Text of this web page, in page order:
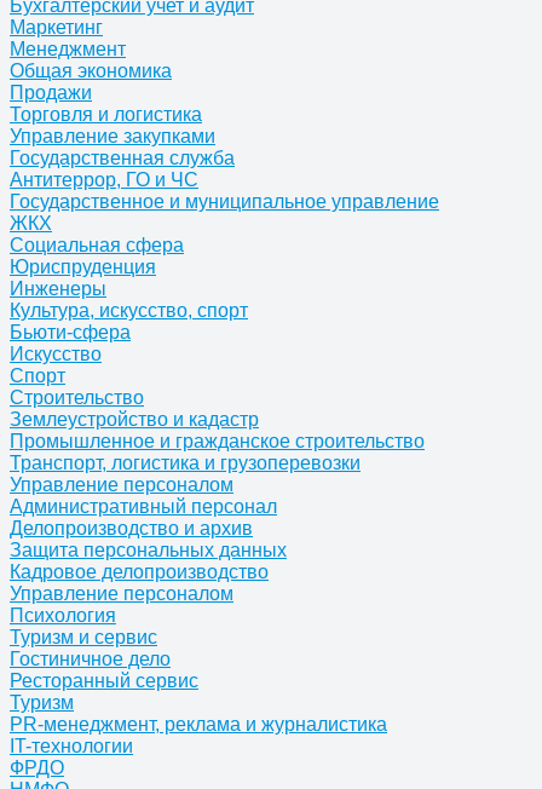
Бухгалтерский учет и аудит
Маркетинг
Менеджмент
Общая экономика
Продажи
Торговля и логистика
Управление закупками
Государственная служба
Антитеррор, ГО и ЧС
Государственное и муниципальное управление
ЖКХ
Социальная сфера
Юриспруденция
Инженеры
Культура, искусство, спорт
Бьюти-сфера
Искусство
Спорт
Строительство
Землеустройство и кадастр
Промышленное и гражданское строительство
Транспорт, логистика и грузоперевозки
Управление персоналом
Административный персонал
Делопроизводство и архив
Защита персональных данных
Кадровое делопроизводство
Управление персоналом
Психология
Туризм и сервис
Гостиничное дело
Ресторанный сервис
Туризм
PR-менеджмент, реклама и журналистика
IT-технологии
ФРДО